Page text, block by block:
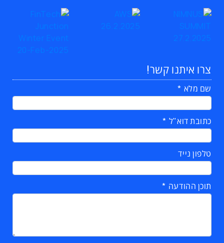
צרו איתנו קשר!
שם מלא
כתובת דוא"ל
טלפון נייד
תוכן ההודעה